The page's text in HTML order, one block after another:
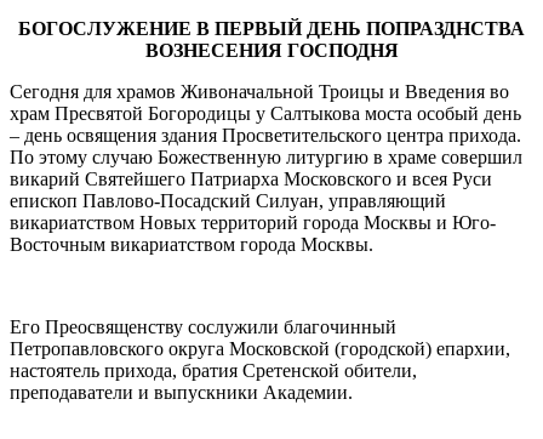
БОГОСЛУЖЕНИЕ В ПЕРВЫЙ ДЕНЬ ПОПРАЗДНСТВА
ВОЗНЕСЕНИЯ ГОСПОДНЯ
Сегодня для храмов Живоначальной Троицы и Введения во
храм Пресвятой Богородицы у Салтыкова моста особый день
– день освящения здания Просветительского центра прихода.
По этому случаю Божественную литургию в храме совершил
викарий Святейшего Патриарха Московского и всея Руси
епископ Павлово-Посадский Силуан, управляющий
викариатством Новых территорий города Москвы и Юго-
Восточным викариатством города Москвы.
Его Преосвященству сослужили благочинный
Петропавловского округа Московской (городской) епархии,
настоятель прихода, братия Сретенской обители,
преподаватели и выпускники Академии.